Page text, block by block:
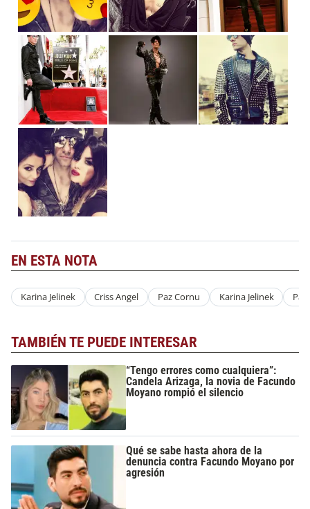
EN ESTA NOTA
Karina Jelinek Criss Angel Paz Cornu Karina Jelinek
TAMBIÉN TE PUEDE INTERESAR
“Tengo errores como cualquiera”:
Candela Arizaga, la novia de Facundo
Moyano rompió el silencio
Qué se sabe hasta ahora de la
denuncia contra Facundo Moyano por
agresión